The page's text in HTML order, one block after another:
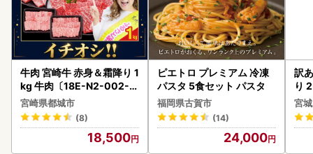
牛肉 宮崎牛 赤身＆霜降り 1
kg 牛肉〔18E-N2-002-1
kg-S4A6-CF〕
宮崎県都城市
(8)
18,500
ピエトロ プレミアム 冷凍
パスタ 5食セット パスタ
福岡県古賀市
(14)
24,000
訳
り
鮭
宮